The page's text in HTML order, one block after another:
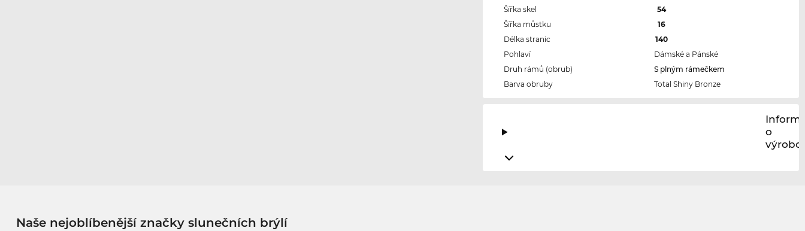
Šířka skel
54
Šířka můstku
16
Délka stranic
140
Pohlaví
Dámské a Pánské
Druh rámů (obrub)
S plným rámečkem
Barva obruby
Total Shiny Bronze
o
výrobci
Naše nejoblíbenější značky slunečních brýlí